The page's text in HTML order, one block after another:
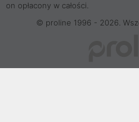
on opłacony w całości.
© proline 1996 - 2026.